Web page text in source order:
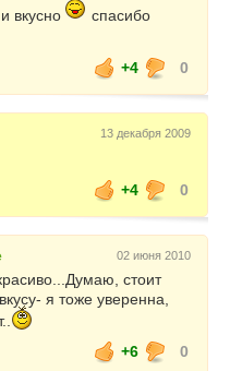
вкусно
спасибо
+4
0
13 декабря 2009
+4
0
02 июня 2010
стоит
я тоже уверенна,
+6
0